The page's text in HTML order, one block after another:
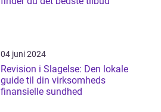
04 juni 2024
Revision i Slagelse: Den lokale
guide til din virksomheds
finansielle sundhed